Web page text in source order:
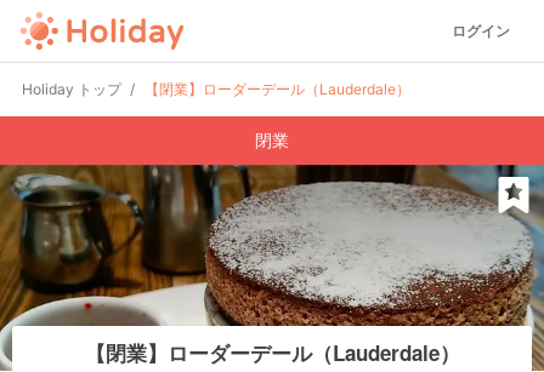
ログイン
Holiday トップ 【閉業】ローダーデール（Lauderdale）
閉業
【閉業】ローダーデール（Lauderdale）